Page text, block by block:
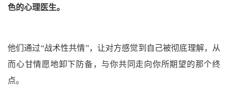
色的心理医生。
他们通过“战术性共情”，让对方感觉到 自己被彻底理解，从
而心甘情愿地卸下防备，与你共同走向你所期望的那个终
点。